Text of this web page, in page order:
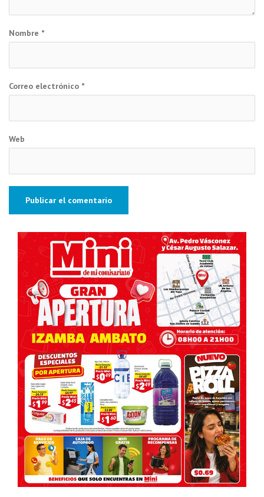
Nombre *
Correo electrónico *
Web